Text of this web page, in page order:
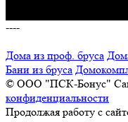
----
Дома из проф. бруса
Бани из бруса
© ООО "ПСК-Бонус"
конфиденциальности
Продолжая работу с